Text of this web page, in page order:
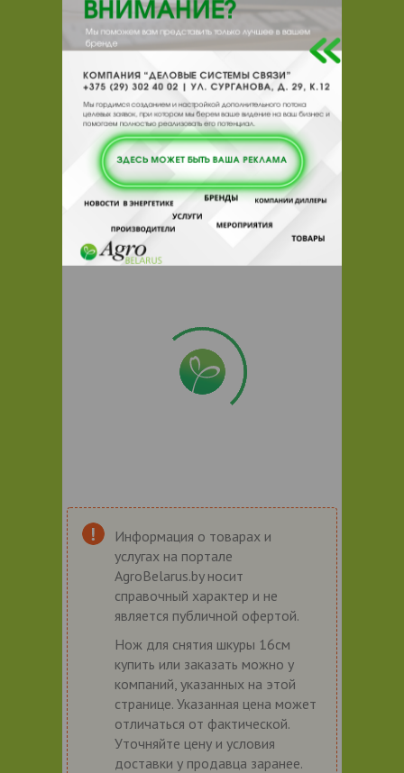
Вас подходящую компанию
поставщика.
Информация о товарах и
услугах на портале
AgroBelarus.by носит
справочный характер и не
является публичной офертой.
Нож для снятия шкуры 16см
купить или заказать можно у
компаний, указанных на этой
странице. Указанная цена может
отличаться от фактической.
Уточняйте цену и условия
доставки у продавца заранее.